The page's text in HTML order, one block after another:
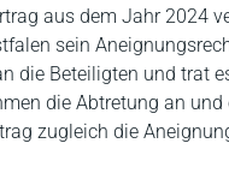
aus dem Jahr 2024
sein
die Beteiligten und trat
die Abtretung an und
zugleich die